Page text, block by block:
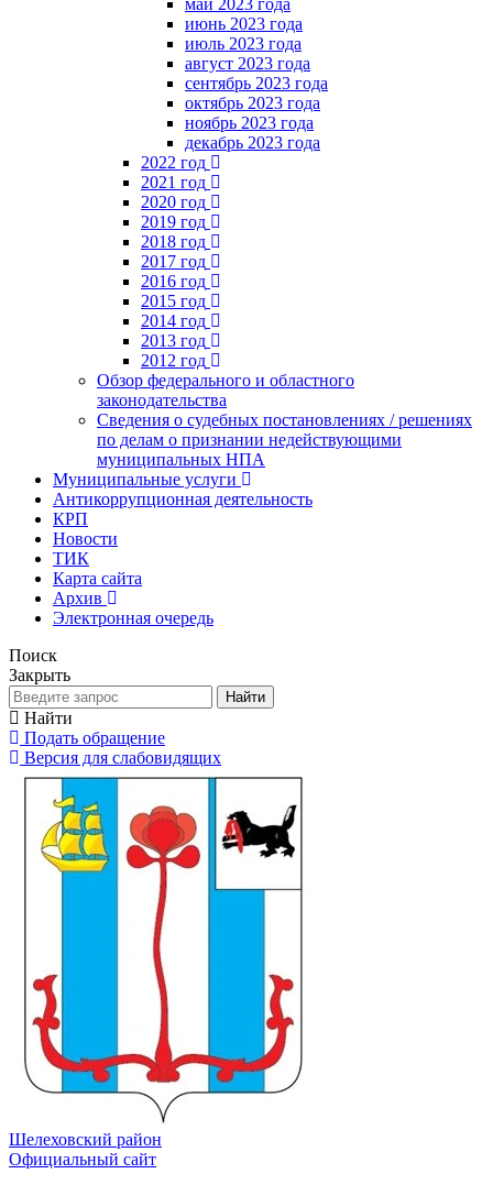
июнь 2023 года
июль 2023 года
август 2023 года
сентябрь 2023 года
октябрь 2023 года
ноябрь 2023 года
декабрь 2023 года
2022 год
2021 год
2020 год
2019 год
2018 год
2017 год
2016 год
2015 год
2014 год
2013 год
2012 год
Обзор федерального и областного
законодательства
Сведения о судебных постановлениях / решениях
по делам о признании недействующими
муниципальных НПА
Муниципальные услуги
Антикоррупционная деятельность
КРП
Новости
ТИК
Карта сайта
Архив
Электронная очередь
Поиск
Закрыть
Найти
Найти
Подать обращение
Версия для слабовидящих
Шелеховский район
Официальный сайт